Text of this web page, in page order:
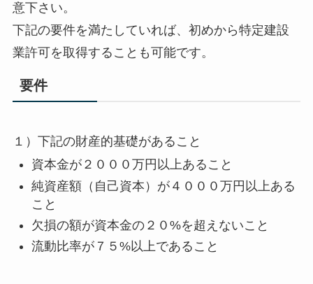
意下さい。
下記の要件を満たしていれば、初めから特定建設
業許可を取得することも可能です。
要件
１）下記の財産的基礎があること
資本金が２０００万円以上あること
純資産額（自己資本）が４０００万円以上ある
こと
欠損の額が資本金の２０%を超えないこと
流動比率が７５%以上であること